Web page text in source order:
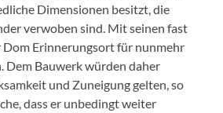
Dimensionen besitzt, die
verwoben sind. Mit seinen fast
Dom Erinnerungsort für nunmehr
Dem Bauwerk würden daher
und Zuneigung gelten, so
dass er unbedingt weiter